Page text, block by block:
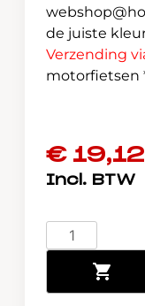
de juiste
Verzending
motorfietsen
€19,12
Honda
Lakstift
Galaxy